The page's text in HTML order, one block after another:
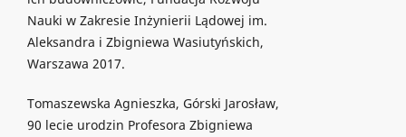
Nauki w Zakresie Inżynierii Lądowej im.
Aleksandra i Zbigniewa Wasiutyńskich,
Warszawa 2017.
Tomaszewska Agnieszka, Górski Jarosław,
90 lecie urodzin Profesora Zbigniewa